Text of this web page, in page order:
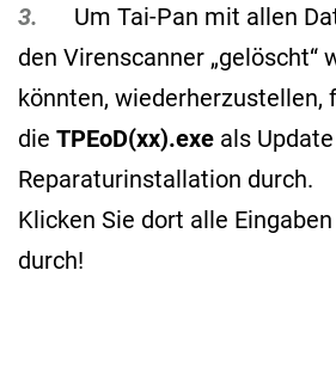
3. Um Tai-Pan mit allen
den Virenscanner „gelöscht“
könnten, wiederherzustellen,
die TPEoD(xx).exe als
Reparaturinstallation durch.
Klicken Sie dort alle
durch!